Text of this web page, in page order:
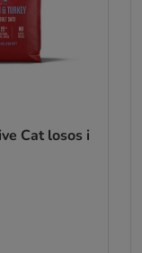
Cat losos i